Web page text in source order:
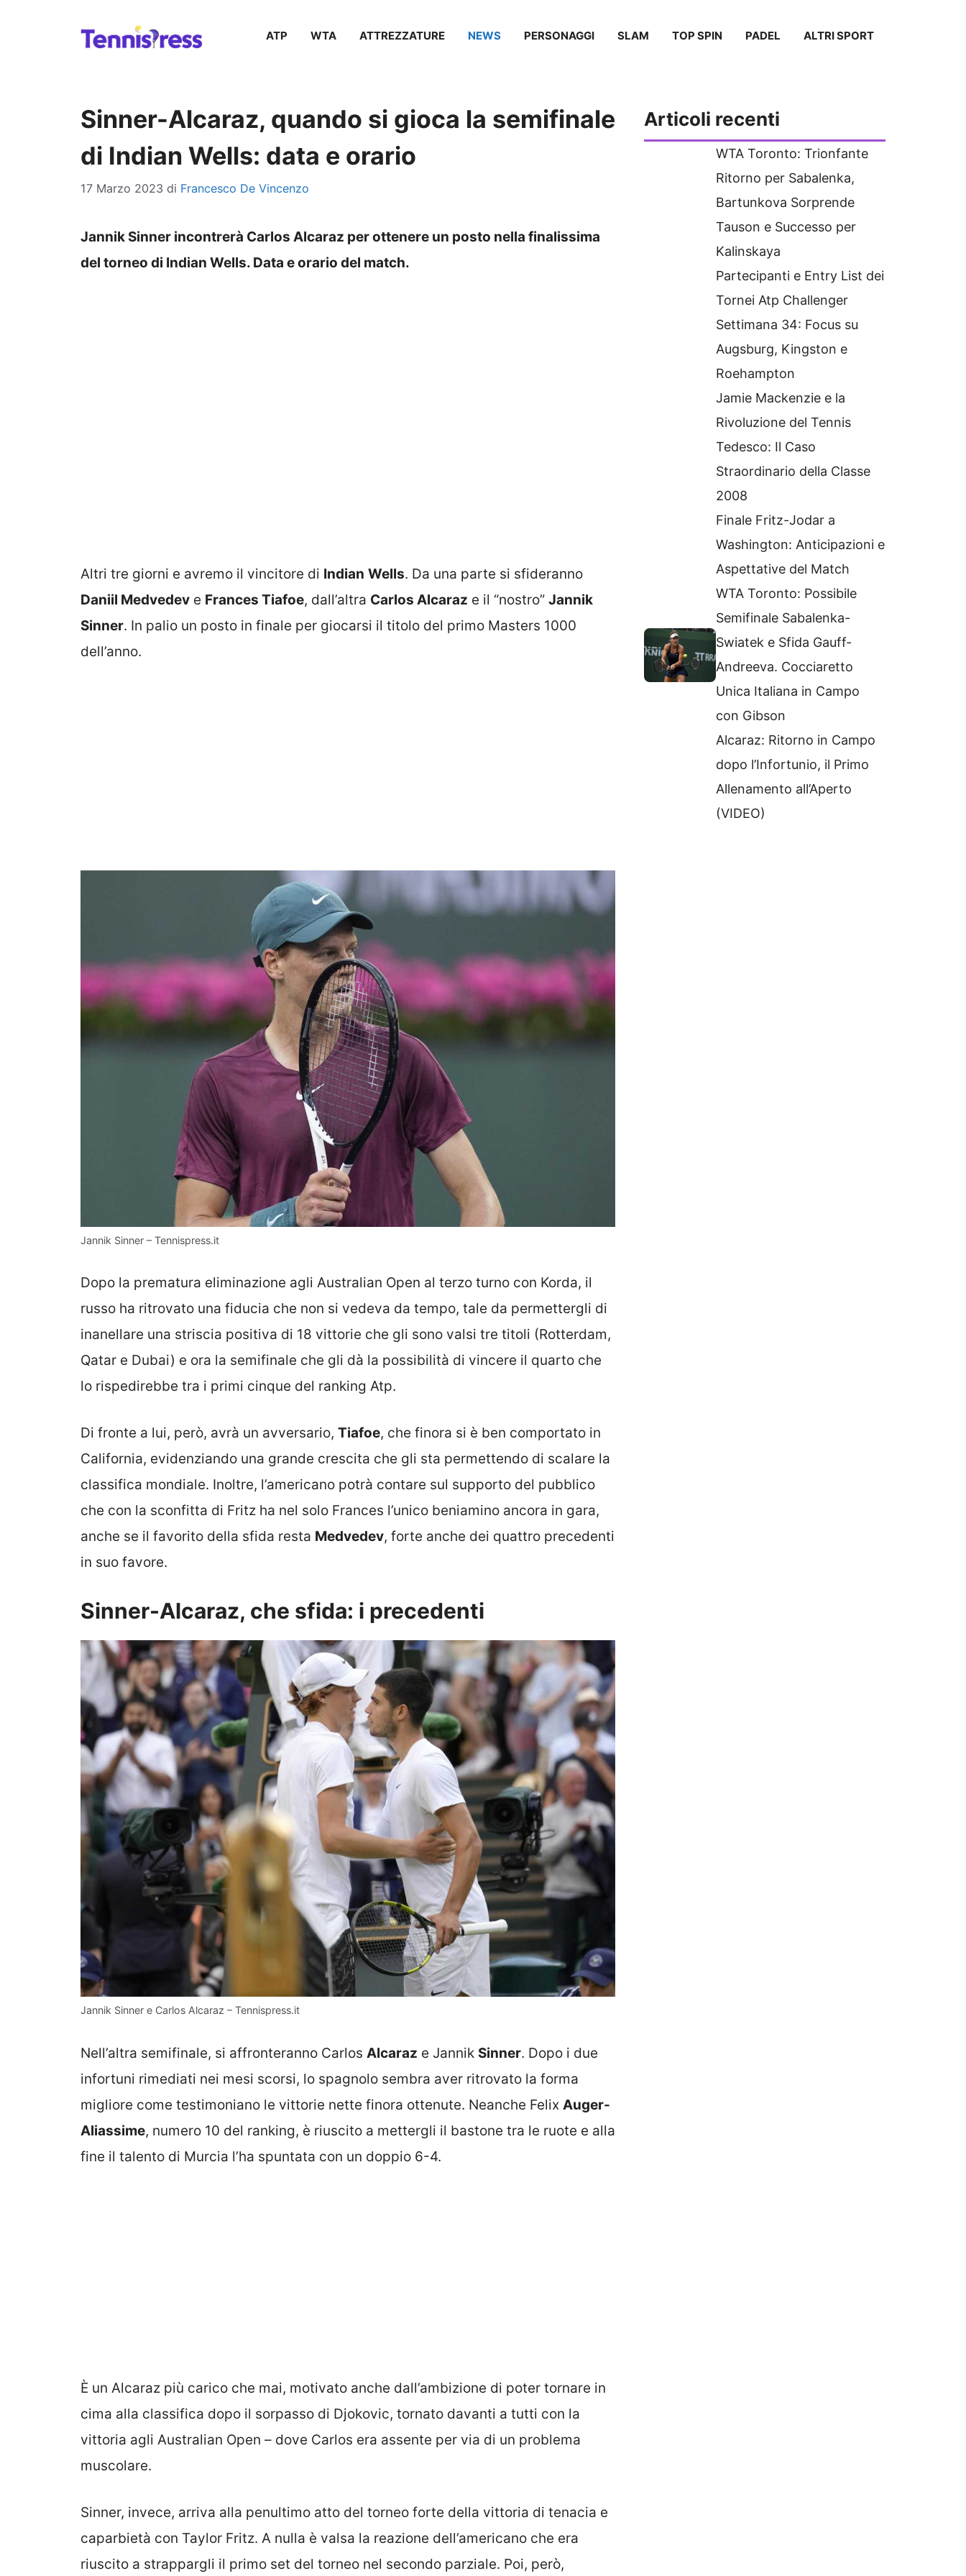
ATP WTA ATTREZZATURE NEWS PERSONAGGI SLAM TOP SPIN PADEL ALTRI SPORT
Sinner-Alcaraz, quando si gioca la semifinale
di Indian Wells: data e orario
17 Marzo 2023 di Francesco De Vincenzo
Jannik Sinner incontrerà Carlos Alcaraz per ottenere un posto nella finalissima
del torneo di Indian Wells. Data e orario del match.
Altri tre giorni e avremo il vincitore di Indian Wells. Da una parte si sfideranno
Daniil Medvedev e Frances Tiafoe, dall’altra Carlos Alcaraz e il “nostro” Jannik
Sinner. In palio un posto in finale per giocarsi il titolo del primo Masters 1000
dell’anno.
Jannik Sinner – Tennispress.it
Dopo la prematura eliminazione agli Australian Open al terzo turno con Korda, il
russo ha ritrovato una fiducia che non si vedeva da tempo, tale da permettergli di
inanellare una striscia positiva di 18 vittorie che gli sono valsi tre titoli (Rotterdam,
Qatar e Dubai) e ora la semifinale che gli dà la possibilità di vincere il quarto che
lo rispedirebbe tra i primi cinque del ranking Atp.
Di fronte a lui, però, avrà un avversario, Tiafoe, che finora si è ben comportato in
California, evidenziando una grande crescita che gli sta permettendo di scalare la
classifica mondiale. Inoltre, l’americano potrà contare sul supporto del pubblico
che con la sconfitta di Fritz ha nel solo Frances l’unico beniamino ancora in gara,
anche se il favorito della sfida resta Medvedev, forte anche dei quattro precedenti
in suo favore.
Sinner-Alcaraz, che sfida: i precedenti
Jannik Sinner e Carlos Alcaraz – Tennispress.it
Nell’altra semifinale, si affronteranno Carlos Alcaraz e Jannik Sinner. Dopo i due
infortuni rimediati nei mesi scorsi, lo spagnolo sembra aver ritrovato la forma
migliore come testimoniano le vittorie nette finora ottenute. Neanche Felix Auger-
Aliassime, numero 10 del ranking, è riuscito a mettergli il bastone tra le ruote e alla
fine il talento di Murcia l’ha spuntata con un doppio 6-4.
È un Alcaraz più carico che mai, motivato anche dall’ambizione di poter tornare in
cima alla classifica dopo il sorpasso di Djokovic, tornato davanti a tutti con la
vittoria agli Australian Open – dove Carlos era assente per via di un problema
muscolare.
Sinner, invece, arriva alla penultimo atto del torneo forte della vittoria di tenacia e
caparbietà con Taylor Fritz. A nulla è valsa la reazione dell’americano che era
riuscito a strappargli il primo set del torneo nel secondo parziale. Poi, però,
Articoli recenti
WTA Toronto: Trionfante
Ritorno per Sabalenka,
Bartunkova Sorprende
Tauson e Successo per
Kalinskaya
Partecipanti e Entry List dei
Tornei Atp Challenger
Settimana 34: Focus su
Augsburg, Kingston e
Roehampton
Jamie Mackenzie e la
Rivoluzione del Tennis
Tedesco: Il Caso
Straordinario della Classe
2008
Finale Fritz-Jodar a
Washington: Anticipazioni e
Aspettative del Match
WTA Toronto: Possibile
Semifinale Sabalenka-
Swiatek e Sfida Gauff-
Andreeva. Cocciaretto
Unica Italiana in Campo
con Gibson
Alcaraz: Ritorno in Campo
dopo l’Infortunio, il Primo
Allenamento all’Aperto
(VIDEO)